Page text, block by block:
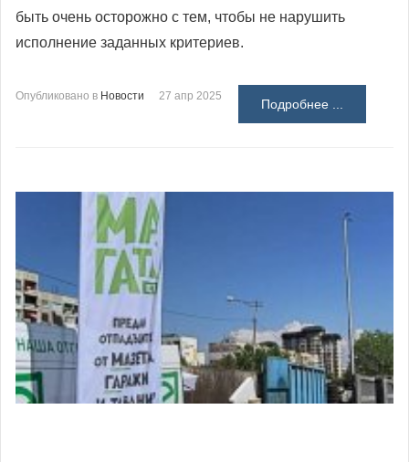
быть очень осторожно с тем, чтобы не нарушить
исполнение заданных критериев.
Опубликовано в Новости 27 апр 2025
Подробнее ...